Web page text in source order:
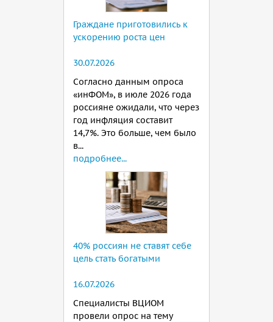
Граждане приготовились к
ускорению роста цен
30.07.2026
Согласно данным опроса
«инФОМ», в июле 2026 года
россияне ожидали, что через
год инфляция составит
14,7%. Это больше, чем было
в...
подробнее...
40% россиян не ставят себе
цель стать богатыми
16.07.2026
Специалисты ВЦИОМ
провели опрос на тему